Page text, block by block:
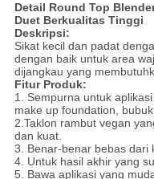
Detail Round Top
Duet Berkualitas Tinggi
Deskripsi:
Sikat kecil dan padat
dengan baik untuk area
dijangkau yang
Fitur Produk:
1. Sempurna untuk
make up foundation,
2.Taklon rambut vegan
dan kuat.
3. Benar-benar bebas dari
4. Untuk hasil akhir yang
5. Bawa aplikasi yang